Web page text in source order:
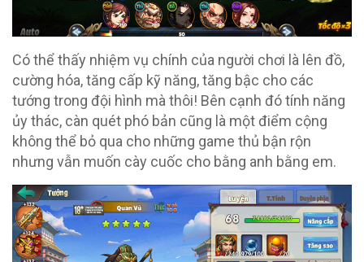
Có thể thấy nhiệm vụ chính của người chơi là lên đồ,
cường hóa, tăng cấp kỹ năng, tăng bậc cho các
tướng trong đội hình mà thôi! Bên cạnh đó tính năng
ủy thác, càn quét phó bản cũng là một điểm cộng
không thể bỏ qua cho những game thủ bận rộn
nhưng vẫn muốn cày cuốc cho bằng anh bằng em.